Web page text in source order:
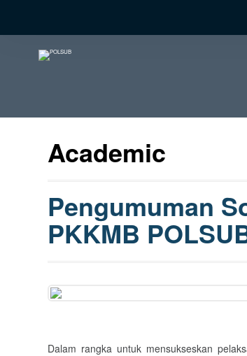
Academic
Pengumuman
PKKMB
Dalam rangka untuk mensukseskan